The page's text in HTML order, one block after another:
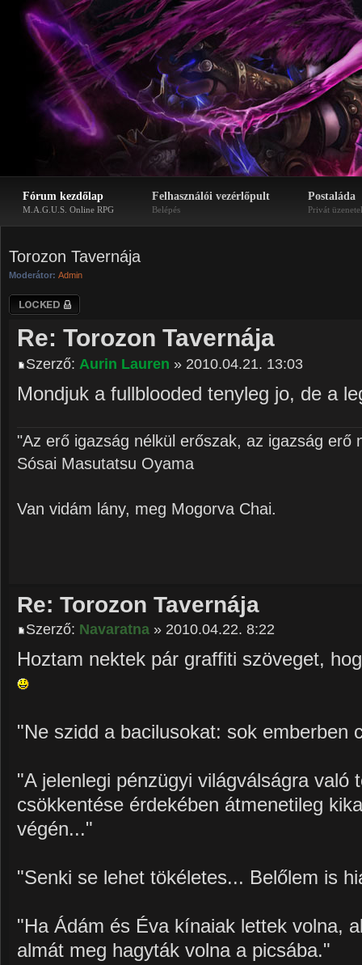
Fórum kezdőlap
M.A.G.U.S. Online RPG
Felhasználói vezérlőpult
Belépés
Postaláda
Privát
Torozon Tavernája
Moderátor: Admin
Téma lezárva
Re: Torozon Tavernája
Szerző: Aurin Lauren » 2010.04.21. 13:03
Mondjuk a fullblooded tenyleg jo, de a
"Az erő igazság nélkül erőszak, az igazság erő
Sósai Masutatsu Oyama
Van vidám lány, meg Mogorva Chai.
Re: Torozon Tavernája
Szerző: Navaratna » 2010.04.22. 8:22
Hoztam nektek pár graffiti szöveget,
"Ne szidd a bacilusokat: sok emberben
"A jelenlegi pénzügyi világválságra való
csökkentése érdekében átmenetileg
végén..."
"Senki se lehet tökéletes... Belőlem is
"Ha Ádám és Éva kínaiak lettek volna,
almát meg hagyták volna a picsába."